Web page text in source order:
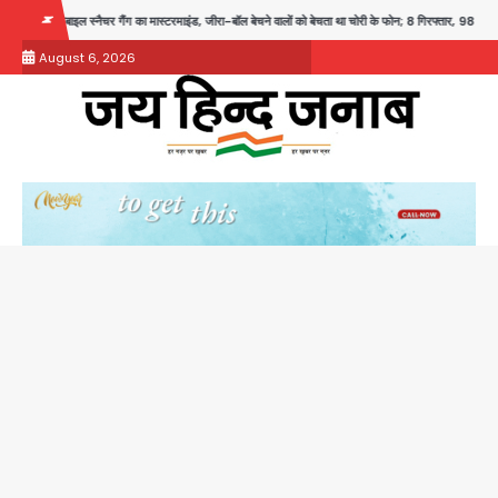
content
का मास्टरमाइंड, जीरा-बॉल बेचने वालों को बेचता था चोरी के फोन; 8 गिरफ्तार, 98 मोबाइल और 450
August 6, 2026